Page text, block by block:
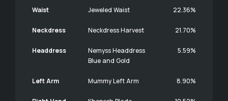
Waist Jeweled Waist 22.36%
Neckdress Neckdress Harvest 21.70%
Headdress
Nemyss Headdress
Blue and Gold
5.59%
Left Arm Mummy Left Arm 8.90%